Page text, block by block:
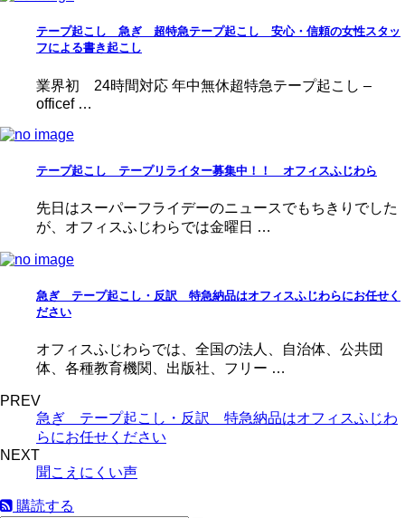
テープ起こし 急ぎ 超特急テープ起こし 安心・信頼の女性スタッ
フによる書き起こし
業界初 24時間対応 年中無休超特急テープ起こし –
officef …
テープ起こし テープリライター募集中！！ オフィスふじわら
先日はスーパーフライデーのニュースでもちきりでした
が、オフィスふじわらでは金曜日 …
急ぎ テープ起こし・反訳 特急納品はオフィスふじわらにお任せく
ださい
オフィスふじわらでは、全国の法人、自治体、公共団
体、各種教育機関、出版社、フリー …
PREV
急ぎ テープ起こし・反訳 特急納品はオフィスふじわ
らにお任せください
NEXT
聞こえにくい声
購読する